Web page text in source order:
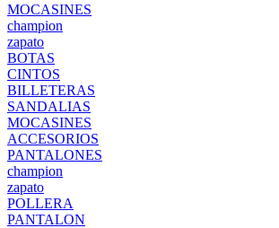
MOCASINES
champion
zapato
BOTAS
CINTOS
BILLETERAS
SANDALIAS
MOCASINES
ACCESORIOS
PANTALONES
champion
zapato
POLLERA
PANTALON